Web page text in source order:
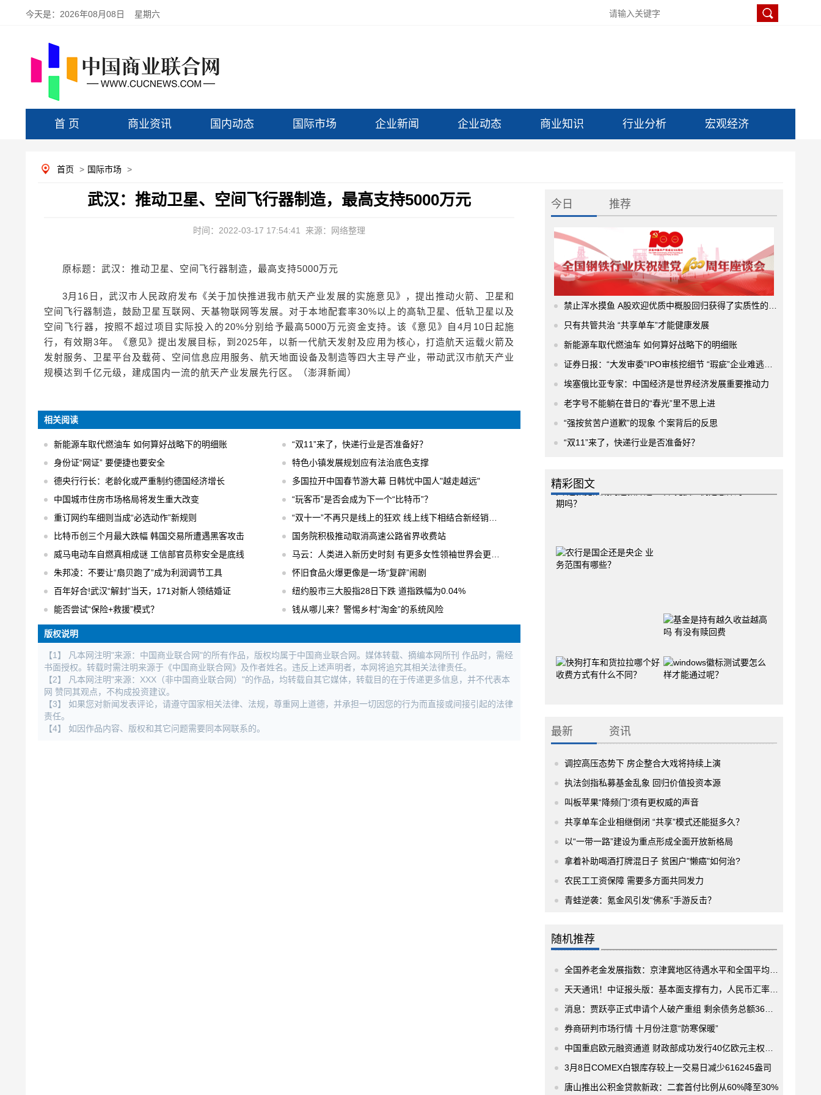
今天是： 2026年08月08日 星期六
首 页 商业资讯 国内动态 国际市场 企业新闻 企业动态 商业知识 行业分析 宏观经济
首页 > 国际市场 >
武汉：推动卫星、空间飞行器制造，最高支持5000万元
时间：2022-03-17 17:54:41 来源：网络整理
原标题：武汉：推动卫星、空间飞行器制造，最高支持5000万元
3月16日，武汉市人民政府发布《关于加快推进我市航天产业发展的实施意见》，提出推动火箭、卫星和
空间飞行器制造，鼓励卫星互联网、天基物联网等发展。对于本地配套率30%以上的高轨卫星、低轨卫星以及
空间飞行器，按照不超过项目实际投入的20%分别给予最高5000万元资金支持。该《意见》自4月10日起施
行，有效期3年。《意见》提出发展目标，到2025年，以新一代航天发射及应用为核心，打造航天运载火箭及
发射服务、卫星平台及载荷、空间信息应用服务、航天地面设备及制造等四大主导产业，带动武汉市航天产业
规模达到千亿元级，建成国内一流的航天产业发展先行区。（澎湃新闻）
相关阅读
新能源车取代燃油车 如何算好战略下的明细账
“双11”来了，快递行业是否准备好？
身份证“网证” 要便捷也要安全
特色小镇发展规划应有法治底色支撑
德央行行长：老龄化或严重制约德国经济增长
多国拉开中国春节游大幕 日韩忧中国人"越走越远"
中国城市住房市场格局将发生重大改变
“玩客币”是否会成为下一个“比特币”？
重订网约车细则当成“必选动作”新规则
“双十一”不再只是线上的狂欢 线上线下相结合新经销模式
比特币创三个月最大跌幅 韩国交易所遭遇黑客攻击
国务院积极推动取消高速公路省界收费站
威马电动车自燃真相成谜 工信部官员称安全是底线
马云：人类进入新历史时刻 有更多女性领袖世界会更美好
朱邦凌：不要让“扇贝跑了”成为利润调节工具
怀旧食品火爆更像是一场“复辟”闹剧
百年好合!武汉“解封”当天，171对新人领结婚证
纽约股市三大股指28日下跌 道指跌幅为0.04%
能否尝试“保险+救援”模式？
钱从哪儿来？警惕乡村“淘金”的系统风险
版权说明
【1】 凡本网注明"来源：中国商业联合网"的所有作品，版权均属于中国商业联合网。媒体转载、摘编本网所刊 作品时，需经
书面授权。转载时需注明来源于《中国商业联合网》及作者姓名。违反上述声明者，本网将追究其相关法律责任。
【2】 凡本网注明"来源：XXX（非中国商业联合网）"的作品，均转载自其它媒体，转载目的在于传递更多信息，并不代表本
网 赞同其观点，不构成投资建议。
【3】 如果您对新闻发表评论，请遵守国家相关法律、法规，尊重网上道德，并承担一切因您的行为而直接或间接引起的法律
责任。
【4】 如因作品内容、版权和其它问题需要同本网联系的。
今日 推荐
禁止浑水摸鱼 A股欢迎优质中概股回归获得了实质性的进展
只有共管共治 “共享单车”才能健康发展
新能源车取代燃油车 如何算好战略下的明细账
证券日报：“大发审委”IPO审核挖细节 “瑕疵”企业难逃法眼
埃塞俄比亚专家：中国经济是世界经济发展重要推动力
老字号不能躺在昔日的“春光”里不思上进
“强按贫苦户道歉”的现象 个案背后的反思
“双11”来了，快递行业是否准备好？
精彩图文
最新 资讯
调控高压态势下 房企整合大戏将持续上演
执法剑指私募基金乱象 回归价值投资本源
叫板苹果“降频门”须有更权威的声音
共享单车企业相继倒闭 “共享”模式还能挺多久？
以“一带一路”建设为重点形成全面开放新格局
拿着补助喝酒打牌混日子 贫困户"懒癌"如何治?
农民工工资保障 需要多方面共同发力
青蛙逆袭：氪金风引发“佛系”手游反击？
随机推荐
全国养老金发展指数：京津冀地区待遇水平和全国平均水平相近
天天通讯！中证报头版：基本面支撑有力，人民币汇率韧性凸显
消息：贾跃亭正式申请个人破产重组 剩余债务总额36亿美元
券商研判市场行情 十月份注意“防寒保暖”
中国重启欧元融资通道 财政部成功发行40亿欧元主权债券 投资者类型丰富
3月8日COMEX白银库存较上一交易日减少616245盎司
唐山推出公积金贷款新政：二套首付比例从60%降至30%